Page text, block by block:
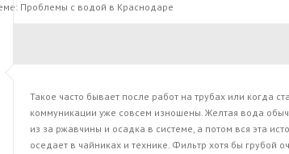
Проблемы с водой в Краснодаре
Такое часто бывает после работ на трубах или когда
коммуникации уже совсем изношены. Желтая вода
из за ржавчины и осадка в системе, а потом вся эта
оседает в чайниках и технике. Фильтр хотя бы грубой